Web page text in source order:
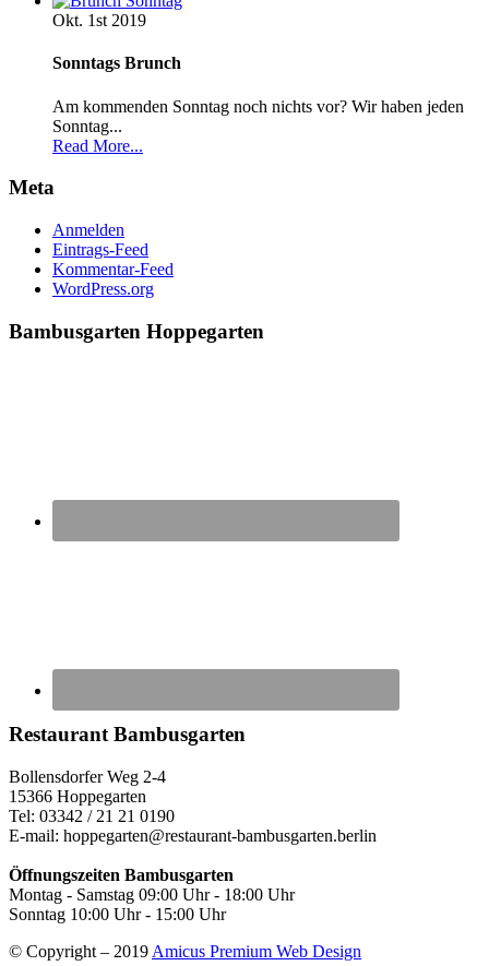
Okt. 1st 2019
Sonntags Brunch
Am kommenden Sonntag noch nichts vor? Wir haben jeden
Sonntag...
Read More...
Meta
Anmelden
Eintrags-Feed
Kommentar-Feed
WordPress.org
Bambusgarten Hoppegarten
Restaurant Bambusgarten
Bollensdorfer Weg 2-4
15366 Hoppegarten
Tel: 03342 / 21 21 0190
E-mail: hoppegarten@restaurant-bambusgarten.berlin
Öffnungszeiten Bambusgarten
Montag - Samstag 09:00 Uhr - 18:00 Uhr
Sonntag 10:00 Uhr - 15:00 Uhr
© Copyright – 2019 Amicus Premium Web Design